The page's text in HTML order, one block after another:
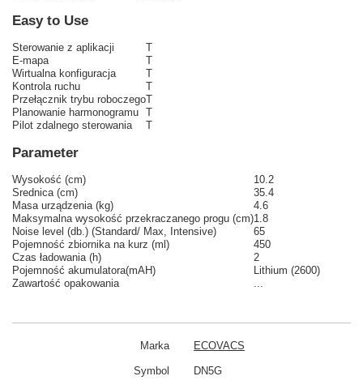
Easy to Use
Sterowanie z aplikacji
T
E-mapa
T
Wirtualna konfiguracja
T
Kontrola ruchu
T
Przełącznik trybu roboczegoT
Planowanie harmonogramu T
Pilot zdalnego sterowania
T
Parameter
Wysokość (cm)
10.2
Srednica (cm)
35.4
Masa urządzenia (kg)
4.6
Maksymalna wysokość przekraczanego progu (cm)1.8
Noise level (db.) (Standard/ Max, Intensive)
65
Pojemność zbiornika na kurz (ml)
450
Czas ładowania (h)
2
Pojemność akumulatora(mAH)
Lithium (2600)
Zawartość opakowania
...
Marka ECOVACS
Symbol DN5G